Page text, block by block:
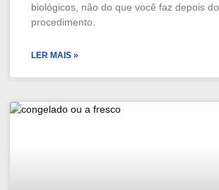
biológicos, não do que você faz depois do
procedimento.
LER MAIS »